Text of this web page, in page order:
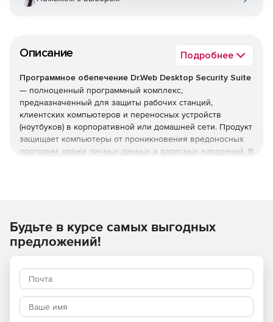
Описание Подробнее
Программное обепечение Dr.Web Desktop Security Suite
— полноценный программный комплекс,
предназначенный для защиты рабочих станций,
клиентских компьютеров и переносных устройств
(ноутбуков) в корпоративной или домашней сети. Продукт
защищает компьютеры от проникновения вредоносных
программ, кражи личных данных и адресных нападений. В
Преимущества Dr.Web Desktop
Наличие сертификатов
Dr.Web Desktop Security Suite имеет сертификаты
соответствия ФСТЭК России и ФСБ. Это означает, что
Будьте в курсе самых выгодных
предложений!